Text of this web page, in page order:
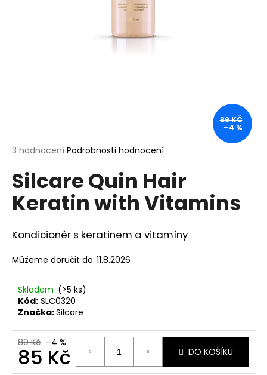
Průměrné
produktu
je
4,7
hvězdiček.
3 hodnocení Podrobnosti hodnocení
Silcare Quin Hair
Keratin with Vitamins
Kondicionér s keratinem a vitamíny
Můžeme doručit do: 11.8.2026
Skladem (>5 ks)
Kód: SLC0320
Značka:Silcare
89 Kč –4 %
85 Kč
Měrná
DO KOŠÍKU
89 KČ
–4 %
D
o
o
r
u
č
u
e
e
NANOLASH